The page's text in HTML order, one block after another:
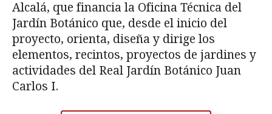
Alcalá, que financia la Oficina Técnica del
Jardín Botánico que, desde el inicio del
proyecto, orienta, diseña y dirige los
elementos, recintos, proyectos de jardines y
actividades del Real Jardín Botánico Juan
Carlos I.